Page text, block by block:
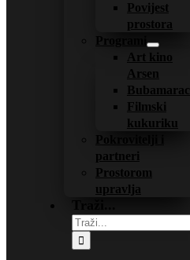
Povijest
prostora
Programi
Art kino
Arsen
Bubamarac
Filmski
kukuriku
Pokrovitelji i
partneri
Prostorom
upravlja